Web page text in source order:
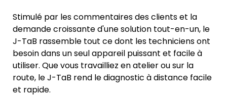
Stimulé par les commentaires des clients et la
demande croissante d'une solution tout-en-un, le
J-TaB rassemble tout ce dont les techniciens ont
besoin dans un seul appareil puissant et facile à
utiliser. Que vous travailliez en atelier ou sur la
route, le J-TaB rend le diagnostic à distance facile
et rapide.